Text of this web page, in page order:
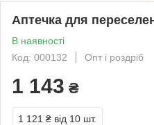
Аптечка для
В наявності
Код: 000132
Опт і роздріб
1 143 ₴
1 121 ₴ від 10 шт.